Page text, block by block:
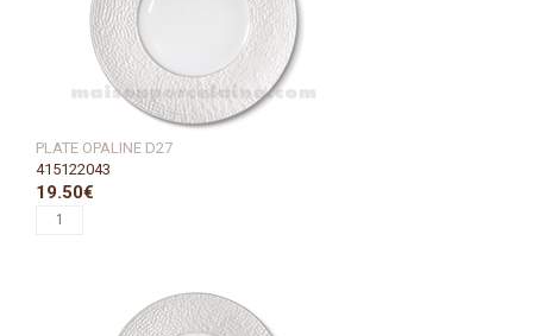
PLATE OPALINE D27
415122043
19.50€